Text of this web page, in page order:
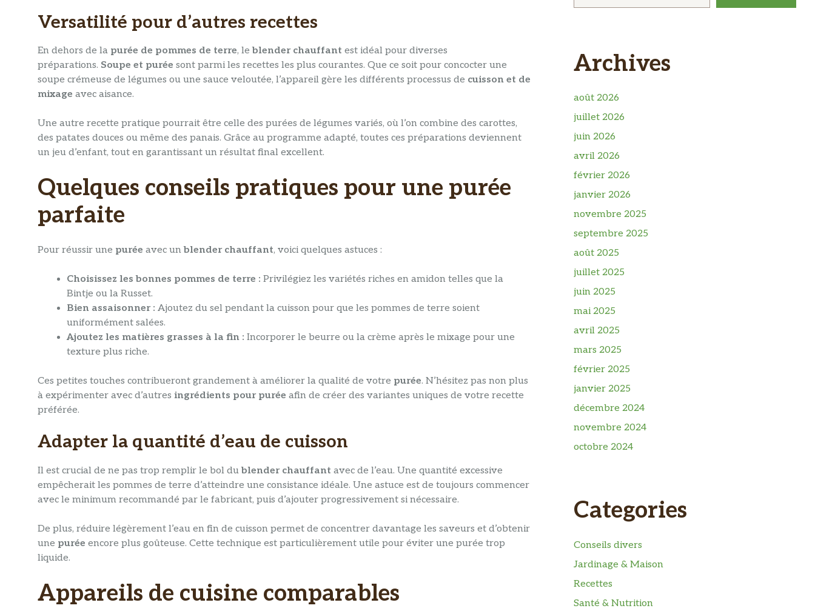
Versatilité pour d’autres recettes
En dehors de la purée de pommes de terre, leblender chauffant est idéal pour diverses
préparations. Soupe et purée sont parmi les recettes les plus courantes. Que ce soit pour concocter une
soupe crémeuse de légumes ou une sauce veloutée, l’appareil gère les différents processus de cuisson et de
mixage avec aisance.
Une autre recette pratique pourrait être celle des purées de légumes variés, où l’on combine des carottes,
des patates douces ou même des panais. Grâce au programme adapté, toutes ces préparations deviennent
un jeu d’enfant, tout en garantissant un résultat final excellent.
Quelques conseils pratiques pour une purée
parfaite
Pour réussir une purée avec unblender chauffant, voici quelques astuces :
Choisissez les bonnes pommes de terre : Privilégiez les variétés riches en amidon telles que la
Bintje ou la Russet.
Bien assaisonner : Ajoutez du sel pendant la cuisson pour que les pommes de terre soient
uniformément salées.
Ajoutez les matières grasses à la fin : Incorporer le beurre ou la crème après le mixage pour une
texture plus riche.
Ces petites touches contribueront grandement à améliorer la qualité de votre purée. N’hésitez pas non plus
à expérimenter avec d’autres ingrédients pour purée afin de créer des variantes uniques de votre recette
préférée.
Adapter la quantité d’eau de cuisson
Il est crucial de ne pas trop remplir le bol dublender chauffant avec de l’eau. Une quantité excessive
empêcherait les pommes de terre d’atteindre une consistance idéale. Une astuce est de toujours commencer
avec le minimum recommandé par le fabricant, puis d’ajouter progressivement si nécessaire.
De plus, réduire légèrement l’eau en fin de cuisson permet de concentrer davantage les saveurs et d’obtenir
une purée encore plus goûteuse. Cette technique est particulièrement utile pour éviter une purée trop
liquide.
Appareils de cuisine comparables
Archives
août 2026
juillet 2026
juin 2026
avril 2026
février 2026
janvier 2026
novembre 2025
septembre 2025
août 2025
juillet 2025
juin 2025
mai 2025
avril 2025
mars 2025
février 2025
janvier 2025
décembre 2024
novembre 2024
octobre 2024
Categories
Conseils divers
Jardinage & Maison
Recettes
Santé & Nutrition